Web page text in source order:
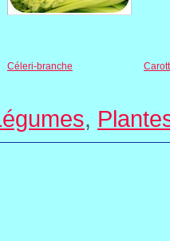
Céleri-branche
,